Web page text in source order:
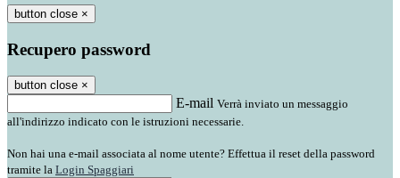
button close ×
Recupero password
button close ×
E-mail Verrà inviato un messaggio
all'indirizzo indicato con le istruzioni necessarie.
Non hai una e-mail associata al nome utente? Effettua il reset della password
tramite la Login Spaggiari